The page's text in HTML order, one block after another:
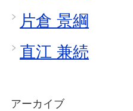
片倉 景綱
直江 兼続
アーカイブ